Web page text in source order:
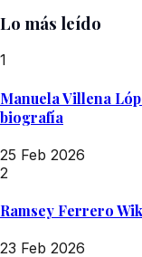
Lo más leído
1
Manuela Villena
biografía
25 Feb 2026
2
Ramsey Ferrero
23 Feb 2026